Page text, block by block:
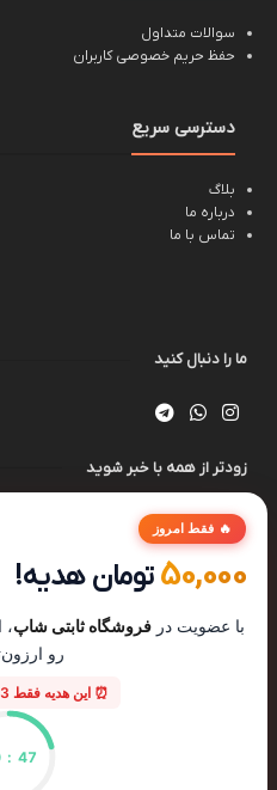
سوالات متداول
حفظ حریم خصوصی کاربران
دسترسی سریع
بلاگ
درباره ما
تماس با ما
ما را دنبال کنید
زودتر از همه با خبر شوید
🔥 فقط امروز
50,000تومان هدیه!
با عضویت درفروشگاه ثابتی شاپ،
رو
⏰ این هدیه فقط 3 روز اعتبار دارد
46
: